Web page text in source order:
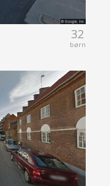
32
børn